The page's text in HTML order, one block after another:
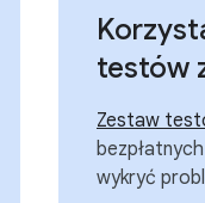
testów
Zestaw
wykryć